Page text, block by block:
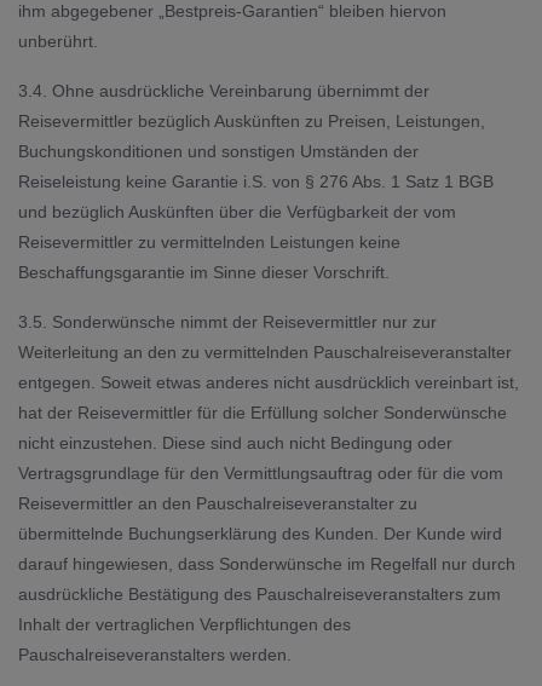
ihm abgegebener „Bestpreis-Garantien“ bleiben hiervon
unberührt.
3.4. Ohne ausdrückliche Vereinbarung übernimmt der
Reisevermittler bezüglich Auskünften zu Preisen, Leistungen,
Buchungskonditionen und sonstigen Umständen der
Reiseleistung keine Garantie i.S. von § 276 Abs. 1 Satz 1 BGB
und bezüglich Auskünften über die Verfügbarkeit der vom
Reisevermittler zu vermittelnden Leistungen keine
Beschaffungsgarantie im Sinne dieser Vorschrift.
3.5. Sonderwünsche nimmt der Reisevermittler nur zur
Weiterleitung an den zu vermittelnden Pauschalreiseveranstalter
entgegen. Soweit etwas anderes nicht ausdrücklich vereinbart ist,
hat der Reisevermittler für die Erfüllung solcher Sonderwünsche
nicht einzustehen. Diese sind auch nicht Bedingung oder
Vertragsgrundlage für den Vermittlungsauftrag oder für die vom
Reisevermittler an den Pauschalreiseveranstalter zu
übermittelnde Buchungserklärung des Kunden. Der Kunde wird
darauf hingewiesen, dass Sonderwünsche im Regelfall nur durch
ausdrückliche Bestätigung des Pauschalreiseveranstalters zum
Inhalt der vertraglichen Verpflichtungen des
Pauschalreiseveranstalters werden.